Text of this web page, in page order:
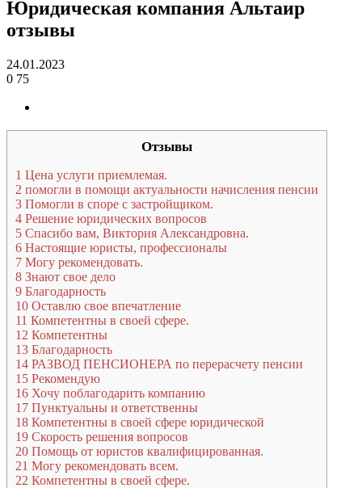
Юридическая компания Альтаир
отзывы
24.01.2023
0 75
Отзывы
1 Цена услуги приемлемая.
2 помогли в помощи актуальности начисления пенсии
3 Помогли в споре с застройщиком.
4 Решение юридических вопросов
5 Спасибо вам, Виктория Александровна.
6 Настоящие юристы, профессионалы
7 Могу рекомендовать.
8 Знают свое дело
9 Благодарность
10 Оставлю свое впечатление
11 Компетентны в своей сфере.
12 Компетентны
13 Благодарность
14 РАЗВОД ПЕНСИОНЕРА по перерасчету пенсии
15 Рекомендую
16 Хочу поблагодарить компанию
17 Пунктуальны и ответственны
18 Компетентны в своей сфере юридической
19 Скорость решения вопросов
20 Помощь от юристов квалифицированная.
21 Могу рекомендовать всем.
22 Компетентны в своей сфере.